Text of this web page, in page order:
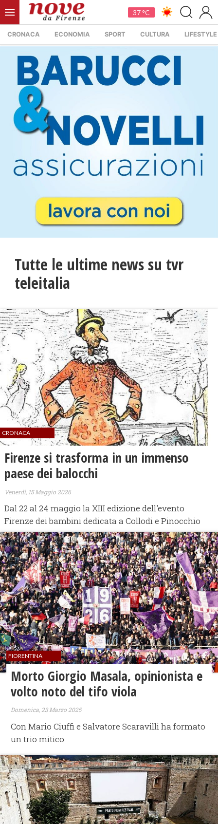
37 °C
CRONACA ECONOMIA SPORT CULTURA LIFESTYLE
Tutte le ultime news su tvr
teleitalia
CRONACA
Firenze si trasforma in un immenso
paese dei balocchi
Venerdì, 15 Maggio 2026
Dal 22 al 24 maggio la XIII edizione dell'evento
Firenze dei bambini dedicata a Collodi e Pinocchio
FIORENTINA
Morto Giorgio Masala, opinionista e
volto noto del tifo viola
Domenica, 23 Marzo 2025
Con Mario Ciuffi e Salvatore Scaravilli ha formato
un trio mitico